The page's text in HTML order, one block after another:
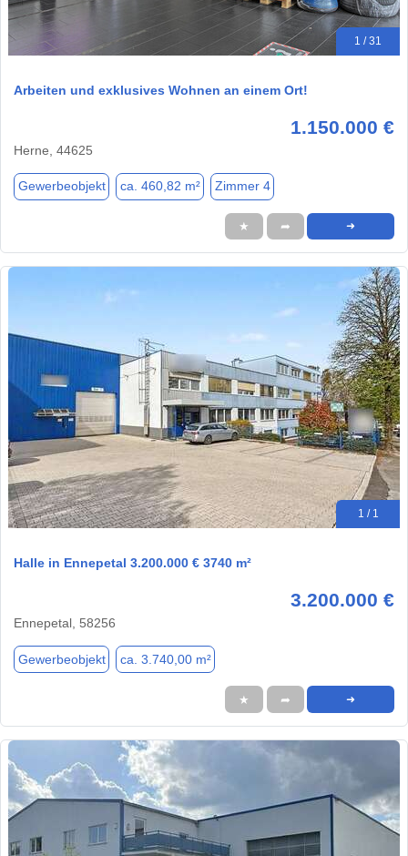
1 / 31
Arbeiten und exklusives Wohnen an einem Ort!
1.150.000 €
Herne, 44625
Gewerbeobjekt ca. 460,82 m² Zimmer 4
★ ➦ ➜
1 / 1
Halle in Ennepetal 3.200.000 € 3740 m²
3.200.000 €
Ennepetal, 58256
Gewerbeobjekt ca. 3.740,00 m²
★ ➦ ➜